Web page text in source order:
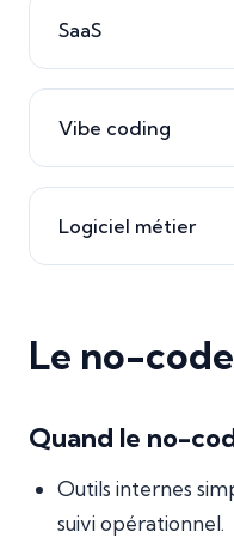
SaaS
Vibe coding
Logiciel métier
Le no-
Quand le no-
Outils internes
suivi opérationnel.